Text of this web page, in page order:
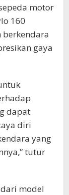
motor
160
berkendara
gaya
dapat
diri
yang
tutur
model